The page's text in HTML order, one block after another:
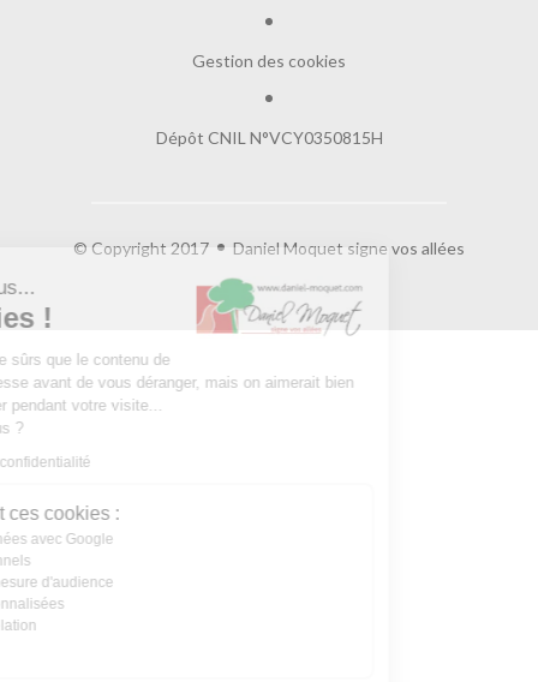
Gestion des cookies
Dépôt CNIL N°VCY0350815H
© Copyright 2017 Daniel Moquet signe vos allées
Salut c'est nous...
les Cookies !
On a attendu d'être sûrs que le contenu de
ce site vous intéresse avant de vous déranger, mais on aimerait bien
vous accompagner pendant votre visite...
Lire la politique de confidentialité
À quoi servent ces cookies :
Partage de données avec Google
Statistiques et mesure d'audience
Annonces personnalisées